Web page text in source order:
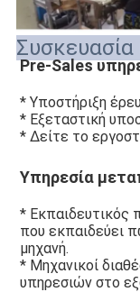
Pre-Sales
* Υποστήριξη
* Εξεταστική
* Δείτε το
Υπηρεσία
* Εκπαιδευτικός
που εκπαιδεύει
μηχανή.
* Μηχανικοί
υπηρεσιών στο